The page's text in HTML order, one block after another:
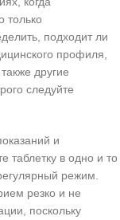
только
подходит ли
профиля,
другие
следуйте
и
таблетку в одно и то
режим.
резко и не
поскольку